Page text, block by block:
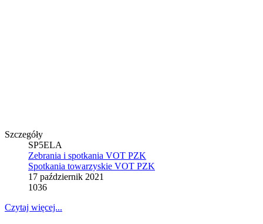
Szczegóły
SP5ELA
Zebrania i spotkania VOT PZK
Spotkania towarzyskie VOT PZK
17 październik 2021
1036
Czytaj więcej...